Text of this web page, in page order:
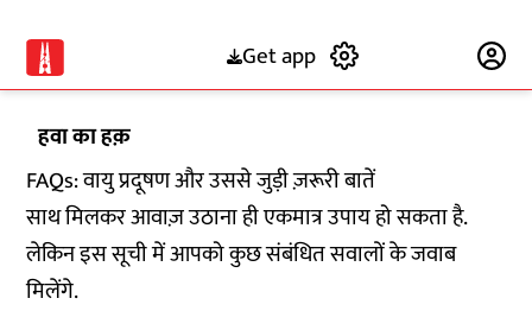
Get app
हवा का हक़
FAQs: वायु प्रदूषण और उससे जुड़ी ज़रूरी बातें
साथ मिलकर आवाज़ उठाना ही एकमात्र उपाय हो सकता है.
लेकिन इस सूची में आपको कुछ संबंधित सवालों के जवाब
मिलेंगे.